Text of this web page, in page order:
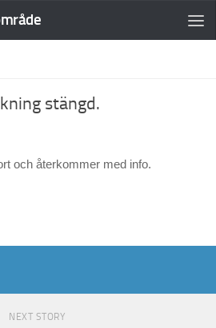
stängd.
och återkommer med info.
NEXT STORY